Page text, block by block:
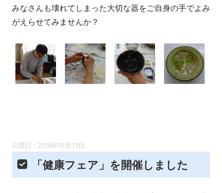
みなさんも壊れてしまった大切な器をご自身の手でよみ
がえらせてみませんか？
2026年03月15日
「健康フェア」を開催しました